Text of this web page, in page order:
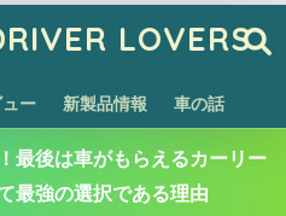
LOVERS
ー 新製品情報 車の話
最後は車がもらえるカーリー
最強の選択である理由